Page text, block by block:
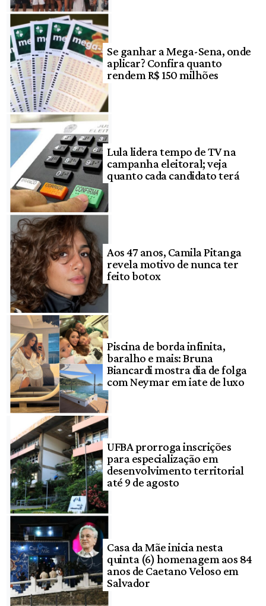
Se ganhar a Mega-Sena, onde
aplicar? Confira quanto
rendem R$ 150 milhões
Lula lidera tempo de TV na
campanha eleitoral; veja
quanto cada candidato terá
Aos 47 anos, Camila Pitanga
revela motivo de nunca ter
feito botox
Piscina de borda infinita,
baralho e mais: Bruna
Biancardi mostra dia de folga
com Neymar em iate de luxo
UFBA prorroga inscrições
para especialização em
desenvolvimento territorial
até 9 de agosto
Casa da Mãe inicia nesta
quinta (6) homenagem aos 84
anos de Caetano Veloso em
Salvador